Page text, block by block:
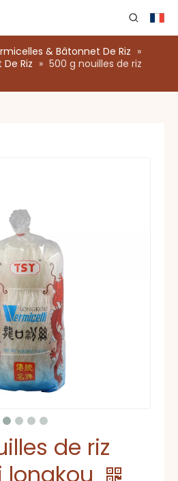
& Bâtonnet De Riz »
Riz » 500 g nouilles de riz
de riz
longkou